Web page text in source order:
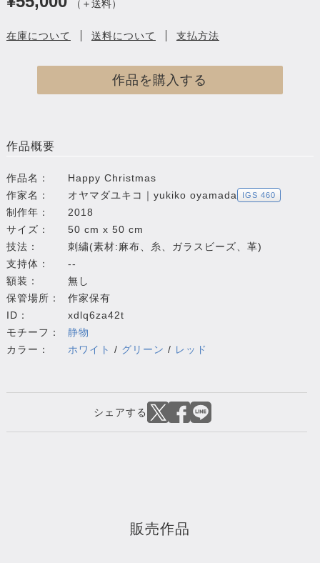
（＋送料）
作品を購入する
在庫について 送料について 支払方法
作品概要
作品名：
Happy Christmas
作家名：
オヤマダユキコ｜yukiko oyamada IGS 460
制作年：
2018
サイズ：
50 cm x 50 cm
技法：
刺繍(素材:麻布、糸、ガラスビーズ、革)
支持体：
--
額装：
無し
保管場所：
作家保有
ID：
xdlq6za42t
モチーフ：
静物
カラー：
ホワイト / グリーン / レッド
販売作品